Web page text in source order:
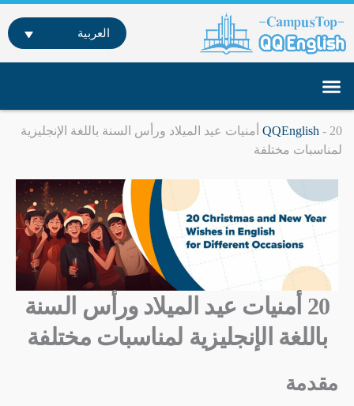
المحتوى
العربية
QQEnglish -
20 أمنيات عيد الميلاد ورأس السنة باللغة الإنجليزية
لمناسبات مختلفة
20 أمنيات عيد الميلاد ورأس السنة
باللغة الإنجليزية لمناسبات مختلفة
مقدمة